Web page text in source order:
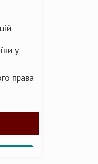
у
права